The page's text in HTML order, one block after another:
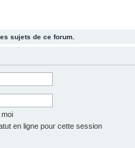
sujets de ce forum.
en ligne pour cette session